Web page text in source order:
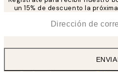
un 15% de descuento la